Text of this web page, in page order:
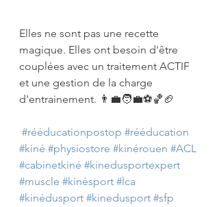
Elles ne sont pas une recette
magique. Elles ont besoin d'être
couplées avec un traitement ACTIF
et une gestion de la charge
d'entrainement. 👨‍💼🧑‍💼⚽️🏀🏈
#rééducationpostop #rééducation
#kiné #physiostore #kinérouen #ACL
#cabinetkiné #kinedusportexpert
#muscle #kinésport #lca
#kinédusport #kinedusport #sfp